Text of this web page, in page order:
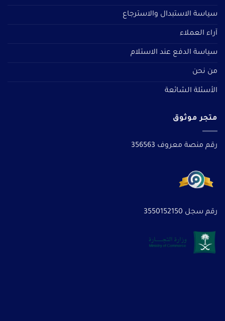
سياسة الاستبدال والاسترجاع
آراء العملاء
سياسة الدفع عند الاستلام
من نحن
الأسئلة الشائعة
متجر موثوق
رقم منصة معروف 356563
رقم سجل 3550152150